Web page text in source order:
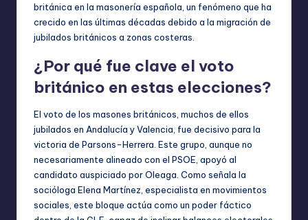
británica en la masonería española, un fenómeno que ha
crecido en las últimas décadas debido a la migración de
jubilados británicos a zonas costeras.
¿Por qué fue clave el voto
británico en estas elecciones?
El voto de los masones británicos, muchos de ellos
jubilados en Andalucía y Valencia, fue decisivo para la
victoria de Parsons-Herrera. Este grupo, aunque no
necesariamente alineado con el PSOE, apoyó al
candidato auspiciado por Oleaga. Como señala la
socióloga Elena Martínez, especialista en movimientos
sociales, este bloque actúa como un poder fáctico